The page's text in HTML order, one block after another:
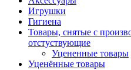
Игрушки
Гигиена
Товары, снятые с
отстуствующие
Уцененные товары
Уценённые товары